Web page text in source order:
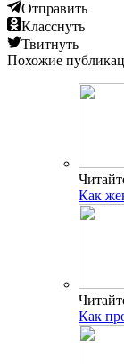
Отправить
Класснуть
Твитнуть
Похожие
Как
Как